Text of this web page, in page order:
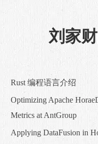
刘家
Rust 编程语言介绍
Optimizing Apache
Metrics at AntGroup
Applying DataFusion in